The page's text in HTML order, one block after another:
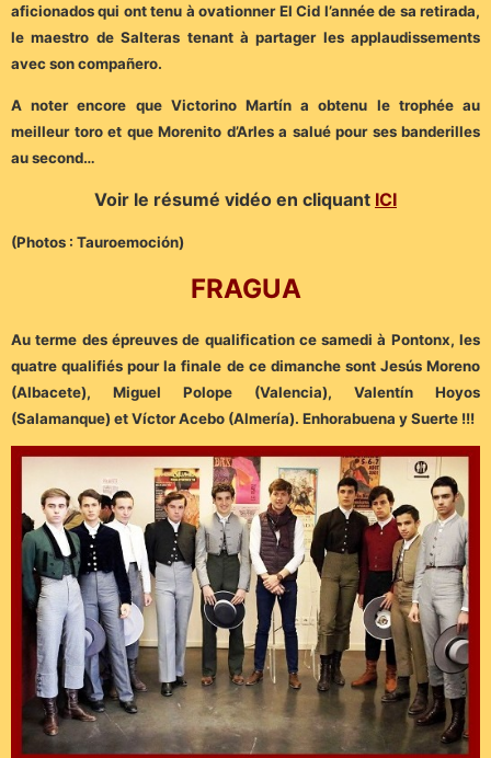
aficionados qui ont tenu à ovationner El Cid l’année de sa retirada,
le maestro de Salteras tenant à partager les applaudissements
avec son compañero.
A noter encore que Victorino Martín a obtenu le trophée au
meilleur toro et que Morenito d’Arles a salué pour ses banderilles
au second…
Voir le résumé vidéo en cliquant ICI
(Photos : Tauroemoción)
FRAGUA
Au terme des épreuves de qualification ce samedi à Pontonx, les
quatre qualifiés pour la finale de ce dimanche sont Jesús Moreno
(Albacete), Miguel Polope (Valencia), Valentín Hoyos
(Salamanque) et Víctor Acebo (Almería). Enhorabuena y Suerte !!!